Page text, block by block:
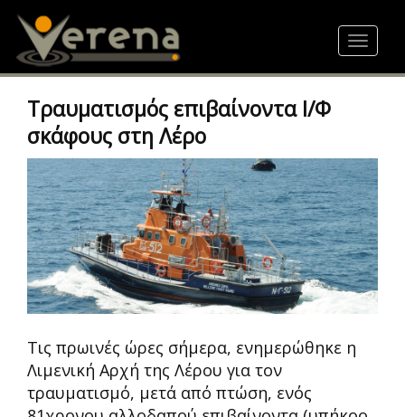
content
Toggle
Τραυματισμός επιβαίνοντα Ι/Φ
σκάφους στη Λέρο
Τις πρωινές ώρες σήμερα, ενημερώθηκε η
Λιμενική Αρχή της Λέρου για τον
τραυματισμό, μετά από πτώση, ενός